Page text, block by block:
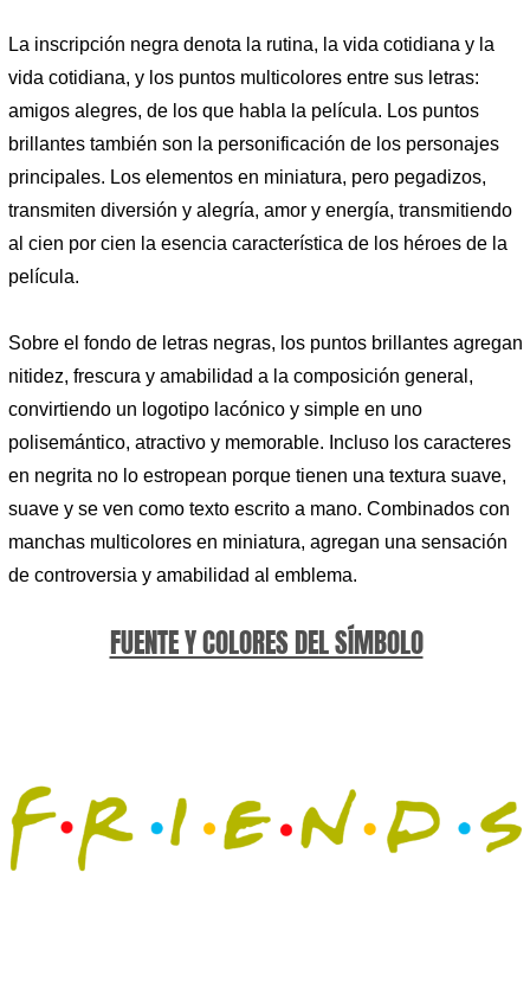
La inscripción negra denota la rutina, la vida cotidiana y la
vida cotidiana, y los puntos multicolores entre sus letras:
amigos alegres, de los que habla la película. Los puntos
brillantes también son la personificación de los personajes
principales. Los elementos en miniatura, pero pegadizos,
transmiten diversión y alegría, amor y energía, transmitiendo
al cien por cien la esencia característica de los héroes de la
película.
Sobre el fondo de letras negras, los puntos brillantes agregan
nitidez, frescura y amabilidad a la composición general,
convirtiendo un logotipo lacónico y simple en uno
polisemántico, atractivo y memorable. Incluso los caracteres
en negrita no lo estropean porque tienen una textura suave,
suave y se ven como texto escrito a mano. Combinados con
manchas multicolores en miniatura, agregan una sensación
de controversia y amabilidad al emblema.
FUENTE Y COLORES DEL SÍMBOLO